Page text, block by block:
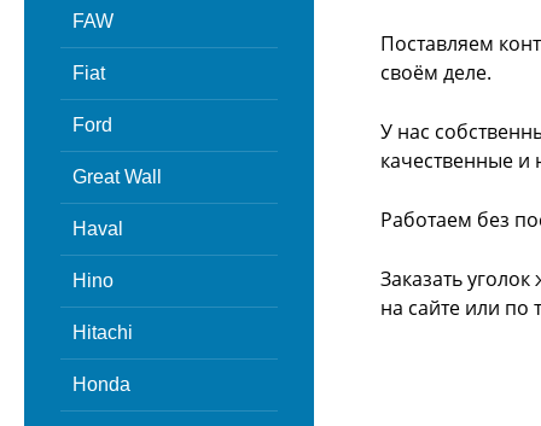
FAW
Fiat
Ford
Great Wall
Haval
Hino
Hitachi
Honda
Поставляем
своём деле.
У нас
качественные и
Работаем без
Заказать
на сайте или по